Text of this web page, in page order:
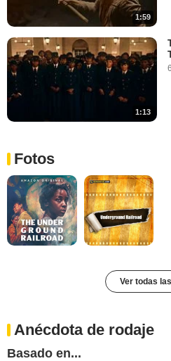
1:59
1:13
Fotos
Ver todas
Anécdota de rodaje
Basado en...